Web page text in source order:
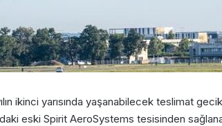
ikinci yarısında yaşanabilecek teslimat
eski Spirit AeroSystems tesisinden